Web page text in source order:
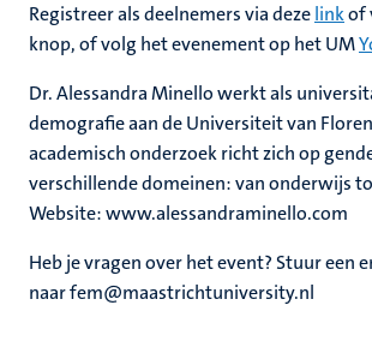
Registreer als deelnemers via dezelinkof
knop, of volg het evenement op het UM
Dr. Alessandra Minello werkt als
demografie aan de Universiteit van
academisch onderzoek richt zich op
verschillende domeinen: van onderwijs
Website: www.alessandraminello.com
Heb je vragen over het event? Stuur een
naar fem@maastrichtuniversity.nl